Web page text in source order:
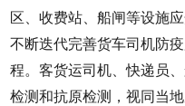
区、收费站、船闸等设施
不断迭代完善货车司机防
程。客货运司机、快递员
检测和抗原检测，视同当